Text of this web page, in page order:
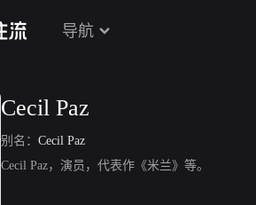
导航
Cecil Paz
别名： Cecil Paz
Cecil Paz，演员，代表作《米兰》等。